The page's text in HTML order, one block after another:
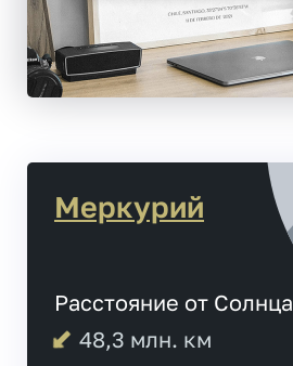
Меркурий
Расстояние от Солнца
48,3 млн. км